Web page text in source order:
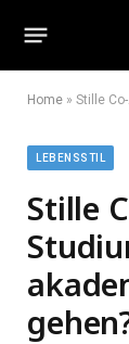
Home » Stille Co-
LEBENSSTIL
Stille